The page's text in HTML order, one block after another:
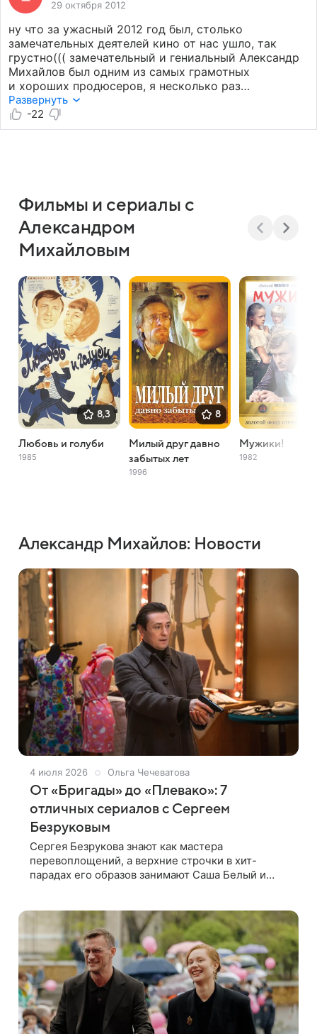
29 октября 2012
ну что за ужасный 2012 год был, столько
замечательных деятелей кино от нас ушло, так
грустно((( замечательный и гениальный Александр
Михайлов был одним из самых грамотных
и хороших продюсеров, я несколько раз
пересматривала его «Облако-Рай», «За что»
и «Золотое дно», у него вот прямо чутье было
на необычный и глубокий сюжет! отличный фильм
Развернуть
-22
Фильмы и сериалы с
Александром
Михайловым
8,3
Любовь и голуби
1985
8
Милый друг давно
забытых лет
1996
Мужики!
1982
Александр Михайлов: Новости
4 июля 2026 Ольга Чечеватова
От «Бригады» до «Плевако»: 7
отличных сериалов с Сергеем
Безруковым
Сергея Безрукова знают как мастера
перевоплощений, а верхние строчки в хит-
парадах его образов занимают Саша Белый и
легендарного